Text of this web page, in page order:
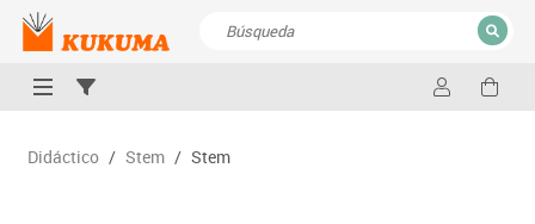
CERRAR
Didáctico / Stem / Stem